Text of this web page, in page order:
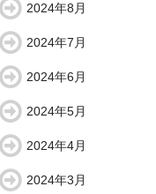
2024年8月
2024年7月
2024年6月
2024年5月
2024年4月
2024年3月